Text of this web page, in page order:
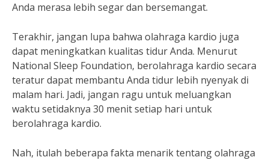
Anda merasa lebih segar dan bersemangat.
Terakhir, jangan lupa bahwa olahraga kardio juga
dapat meningkatkan kualitas tidur Anda. Menurut
National Sleep Foundation, berolahraga kardio secara
teratur dapat membantu Anda tidur lebih nyenyak di
malam hari. Jadi, jangan ragu untuk meluangkan
waktu setidaknya 30 menit setiap hari untuk
berolahraga kardio.
Nah, itulah beberapa fakta menarik tentang olahraga